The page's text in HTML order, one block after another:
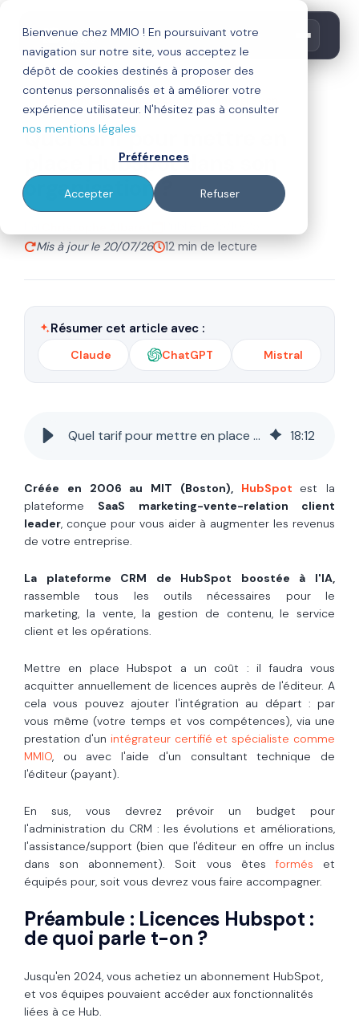
Bienvenue chez MMIO ! En poursuivant votre
navigation sur notre site, vous acceptez le
dépôt de cookies destinés à proposer des
contenus personnalisés et à améliorer votre
expérience utilisateur. N'hésitez pas à consulter
nos mentions légales
Préférences
Accepter Refuser
agence mmio
Quel tarif pour mettre en
place HubSpot dans son
organisation ?
Mis à jour le 20/07/26
12 min de lecture
Résumer cet article avec :
Claude ChatGPT Mistral
Quel tarif pour mettre en place HubSpot dans son organisation ? 18:12
Créée en 2006 au MIT (Boston), HubSpot est la
plateforme SaaS marketing-vente-relation client
leader, conçue pour vous aider à augmenter les revenus
de votre entreprise.
La plateforme CRM de HubSpot boostée à l'IA,
rassemble tous les outils nécessaires pour le
marketing, la vente, la gestion de contenu, le service
client et les opérations.
Mettre en place Hubspot a un coût : il faudra vous
acquitter annuellement de licences auprès de l'éditeur. A
cela vous pouvez ajouter l'intégration au départ : par
vous même (votre temps et vos compétences), via une
prestation d'un intégrateur certifié et spécialiste comme
MMIO, ou avec l'aide d'un consultant technique de
l'éditeur (payant).
En sus, vous devrez prévoir un budget pour
l'administration du CRM : les évolutions et améliorations,
l'assistance/support (bien que l'éditeur en offre un inclus
dans son abonnement). Soit vous êtesformés et
équipés pour, soit vous devrez vous faire accompagner.
Préambule : Licences Hubspot :
de quoi parle t-on ?
Jusqu'en 2024, vous achetiez un abonnement HubSpot,
et vos équipes pouvaient accéder aux fonctionnalités
liées à ce Hub.